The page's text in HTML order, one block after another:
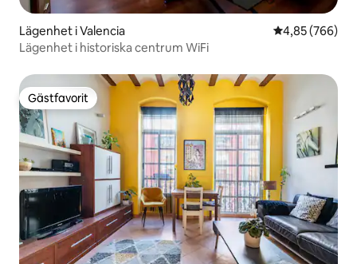
Lägenhet i Valencia 4,85 av 5 i
4,85 (766)
Lägenhet i historiska centrum WiFi
Gästfavorit
Gästfavorit